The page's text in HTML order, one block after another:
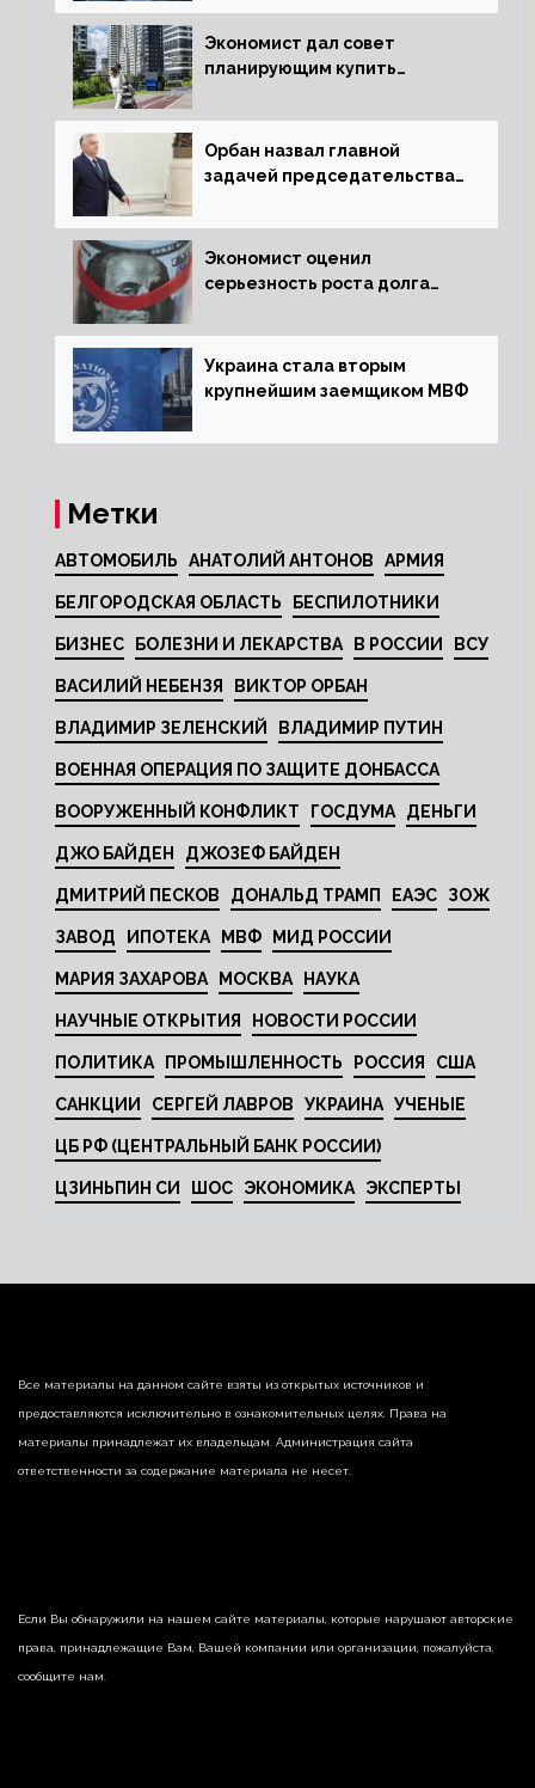
экономики
Экономист дал совет
планирующим купить
Орбан назвал главной
задачей председательства
за мир
Экономист оценил
серьезность роста долга
Украина стала вторым
крупнейшим заемщиком МВФ
Метки
АВТОМОБИЛЬ АНАТОЛИЙ АНТОНОВ АРМИЯ
БЕЛГОРОДСКАЯ ОБЛАСТЬ БЕСПИЛОТНИКИ
БИЗНЕС БОЛЕЗНИ И ЛЕКАРСТВА В РОССИИ ВСУ
ВАСИЛИЙ НЕБЕНЗЯ ВИКТОР ОРБАН
ВЛАДИМИР ЗЕЛЕНСКИЙ ВЛАДИМИР ПУТИН
ВОЕННАЯ ОПЕРАЦИЯ ПО ЗАЩИТЕ ДОНБАССА
ВООРУЖЕННЫЙ КОНФЛИКТ ГОСДУМА ДЕНЬГИ
ДЖО БАЙДЕН ДЖОЗЕФ БАЙДЕН
ДМИТРИЙ ПЕСКОВ ДОНАЛЬД ТРАМП ЕАЭС ЗОЖ
ЗАВОД ИПОТЕКА МВФ МИД РОССИИ
МАРИЯ ЗАХАРОВА МОСКВА НАУКА
НАУЧНЫЕ ОТКРЫТИЯ НОВОСТИ РОССИИ
ПОЛИТИКА ПРОМЫШЛЕННОСТЬ РОССИЯ США
САНКЦИИ СЕРГЕЙ ЛАВРОВ УКРАИНА УЧЕНЫЕ
ЦБ РФ (ЦЕНТРАЛЬНЫЙ БАНК РОССИИ)
ЦЗИНЬПИН СИ ШОС ЭКОНОМИКА ЭКСПЕРТЫ
Все материалы на данном сайте взяты из открытых источников и
предоставляются исключительно в ознакомительных целях. Права на
материалы принадлежат их владельцам. Администрация сайта
ответственности за содержание материала не несет.
Если Вы обнаружили на нашем сайте материалы, которые нарушают авторские
права, принадлежащие Вам, Вашей компании или организации, пожалуйста,
сообщите нам.